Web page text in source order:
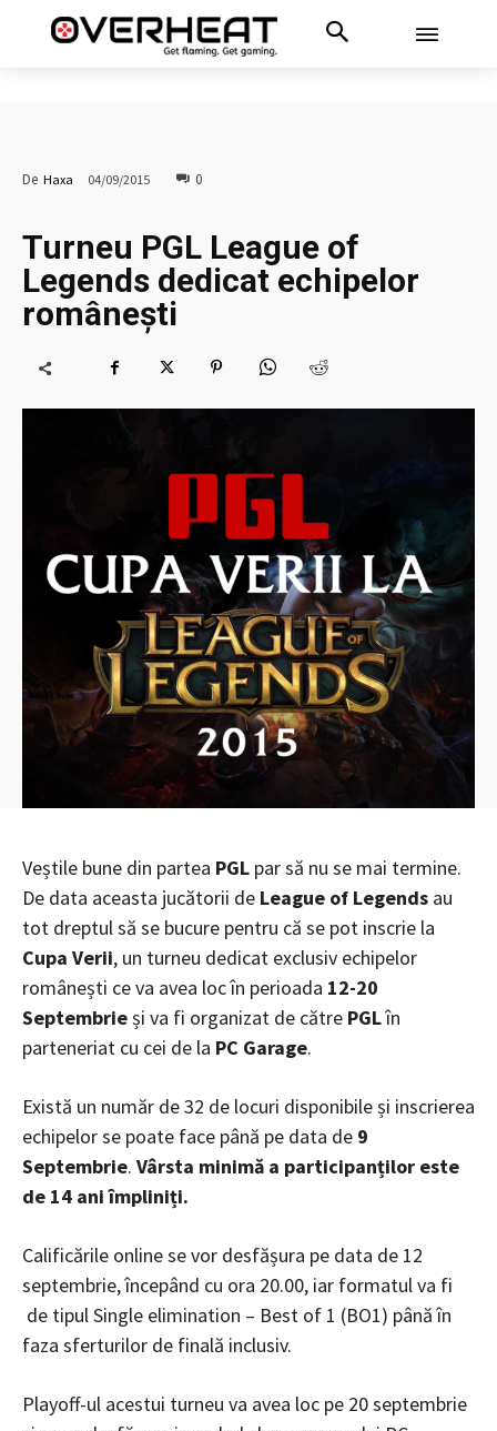
De Haxa 04/09/2015 0
Turneu PGL League of
Legends dedicat echipelor
românești
Veștile bune din partea PGL par să nu se mai termine.
De data aceasta jucătorii de League of Legends au
tot dreptul să se bucure pentru că se pot inscrie la
Cupa Verii, un turneu dedicat exclusiv echipelor
românești ce va avea loc în perioada 12-20
Septembrieși va fi organizat de către PGLîn
parteneriat cu cei de la PC Garage.
Există un număr de 32 de locuri disponibile și inscrierea
echipelor se poate face până pe data de 9
Septembrie. Vârsta minimă a participanților este
de 14 ani împliniți.
Calificările online se vor desfășura pe data de 12
septembrie, începând cu ora 20.00, iar formatul va fi
de tipul Single elimination – Best of 1 (BO1) până în
faza sferturilor de finală inclusiv.
Playoff-ul acestui turneu va avea loc pe 20 septembrie